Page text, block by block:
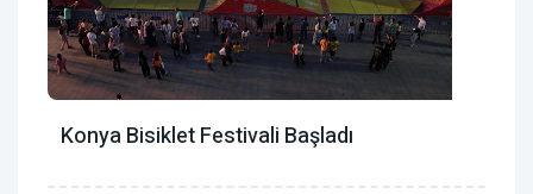
Konya Bisiklet Festivali Başladı